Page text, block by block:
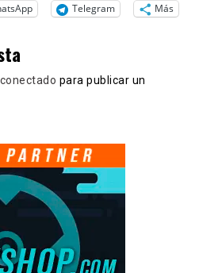
Telegram Más
conectado para publicar un